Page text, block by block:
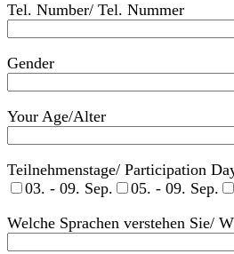
Tel. Number/ Tel. Nummer
Gender
Your Age/Alter
Teilnehmenstage/ Participation
03. - 09. Sep.
05. - 09. Sep.
Welche Sprachen verstehen Sie/